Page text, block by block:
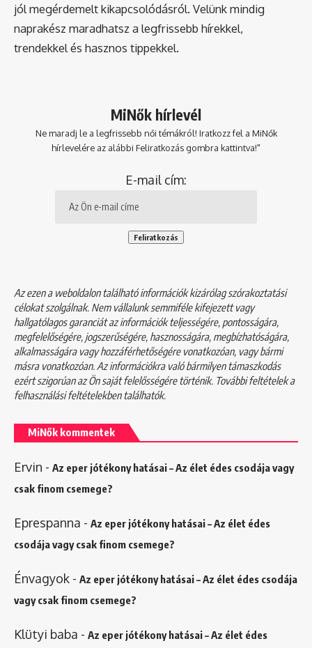
jól megérdemelt kikapcsolódásról. Velünk mindig
naprakész maradhatsz a legfrissebb hírekkel,
trendekkel és hasznos tippekkel.
MiNők hírlevél
Ne maradj le a legfrissebb női témákról! Iratkozz fel a MiNők
hírlevelére az alábbi Feliratkozás gombra kattintva!"
E-mail cím:
Az ezen a weboldalon található információk kizárólag szórakoztatási
célokat szolgálnak. Nem vállalunk semmiféle kifejezett vagy
hallgatólagos garanciát az információk teljességére, pontosságára,
megfelelőségére, jogszerűségére, hasznosságára, megbízhatóságára,
alkalmasságára vagy hozzáférhetőségére vonatkozóan, vagy bármi
másra vonatkozóan. Az információkra való bármilyen támaszkodás
ezért szigorúan az Ön saját felelősségére történik. További feltételek a
felhasználási feltételekbentalálhatók.
MiNők kommentek
Ervin - Az eper jótékony hatásai – Az élet édes csodája vagy
csak finom csemege?
Eprespanna - Az eper jótékony hatásai – Az élet édes
csodája vagy csak finom csemege?
Énvagyok - Az eper jótékony hatásai – Az élet édes csodája
vagy csak finom csemege?
Klütyi baba - Az eper jótékony hatásai – Az élet édes